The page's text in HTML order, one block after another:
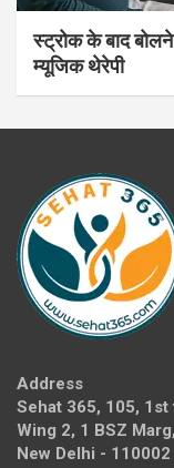
स्ट्रोक के बाद बोलने
म्यूजिक थेरेपी
Address
Sehat 365, 105, 1st
Wing 2, 1 BSZ
New Delhi - 110002